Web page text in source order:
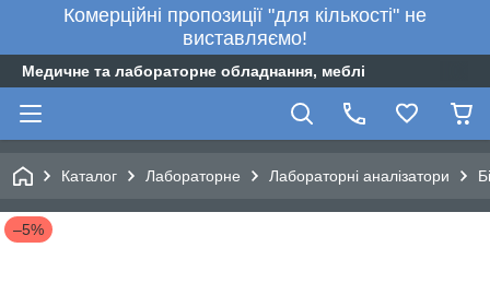
Комерційні пропозиції "для кількості" не
виставляємо!
Медичне та лабораторне обладнання, меблі
Каталог Лабораторне Лабораторні аналізатори
–5%